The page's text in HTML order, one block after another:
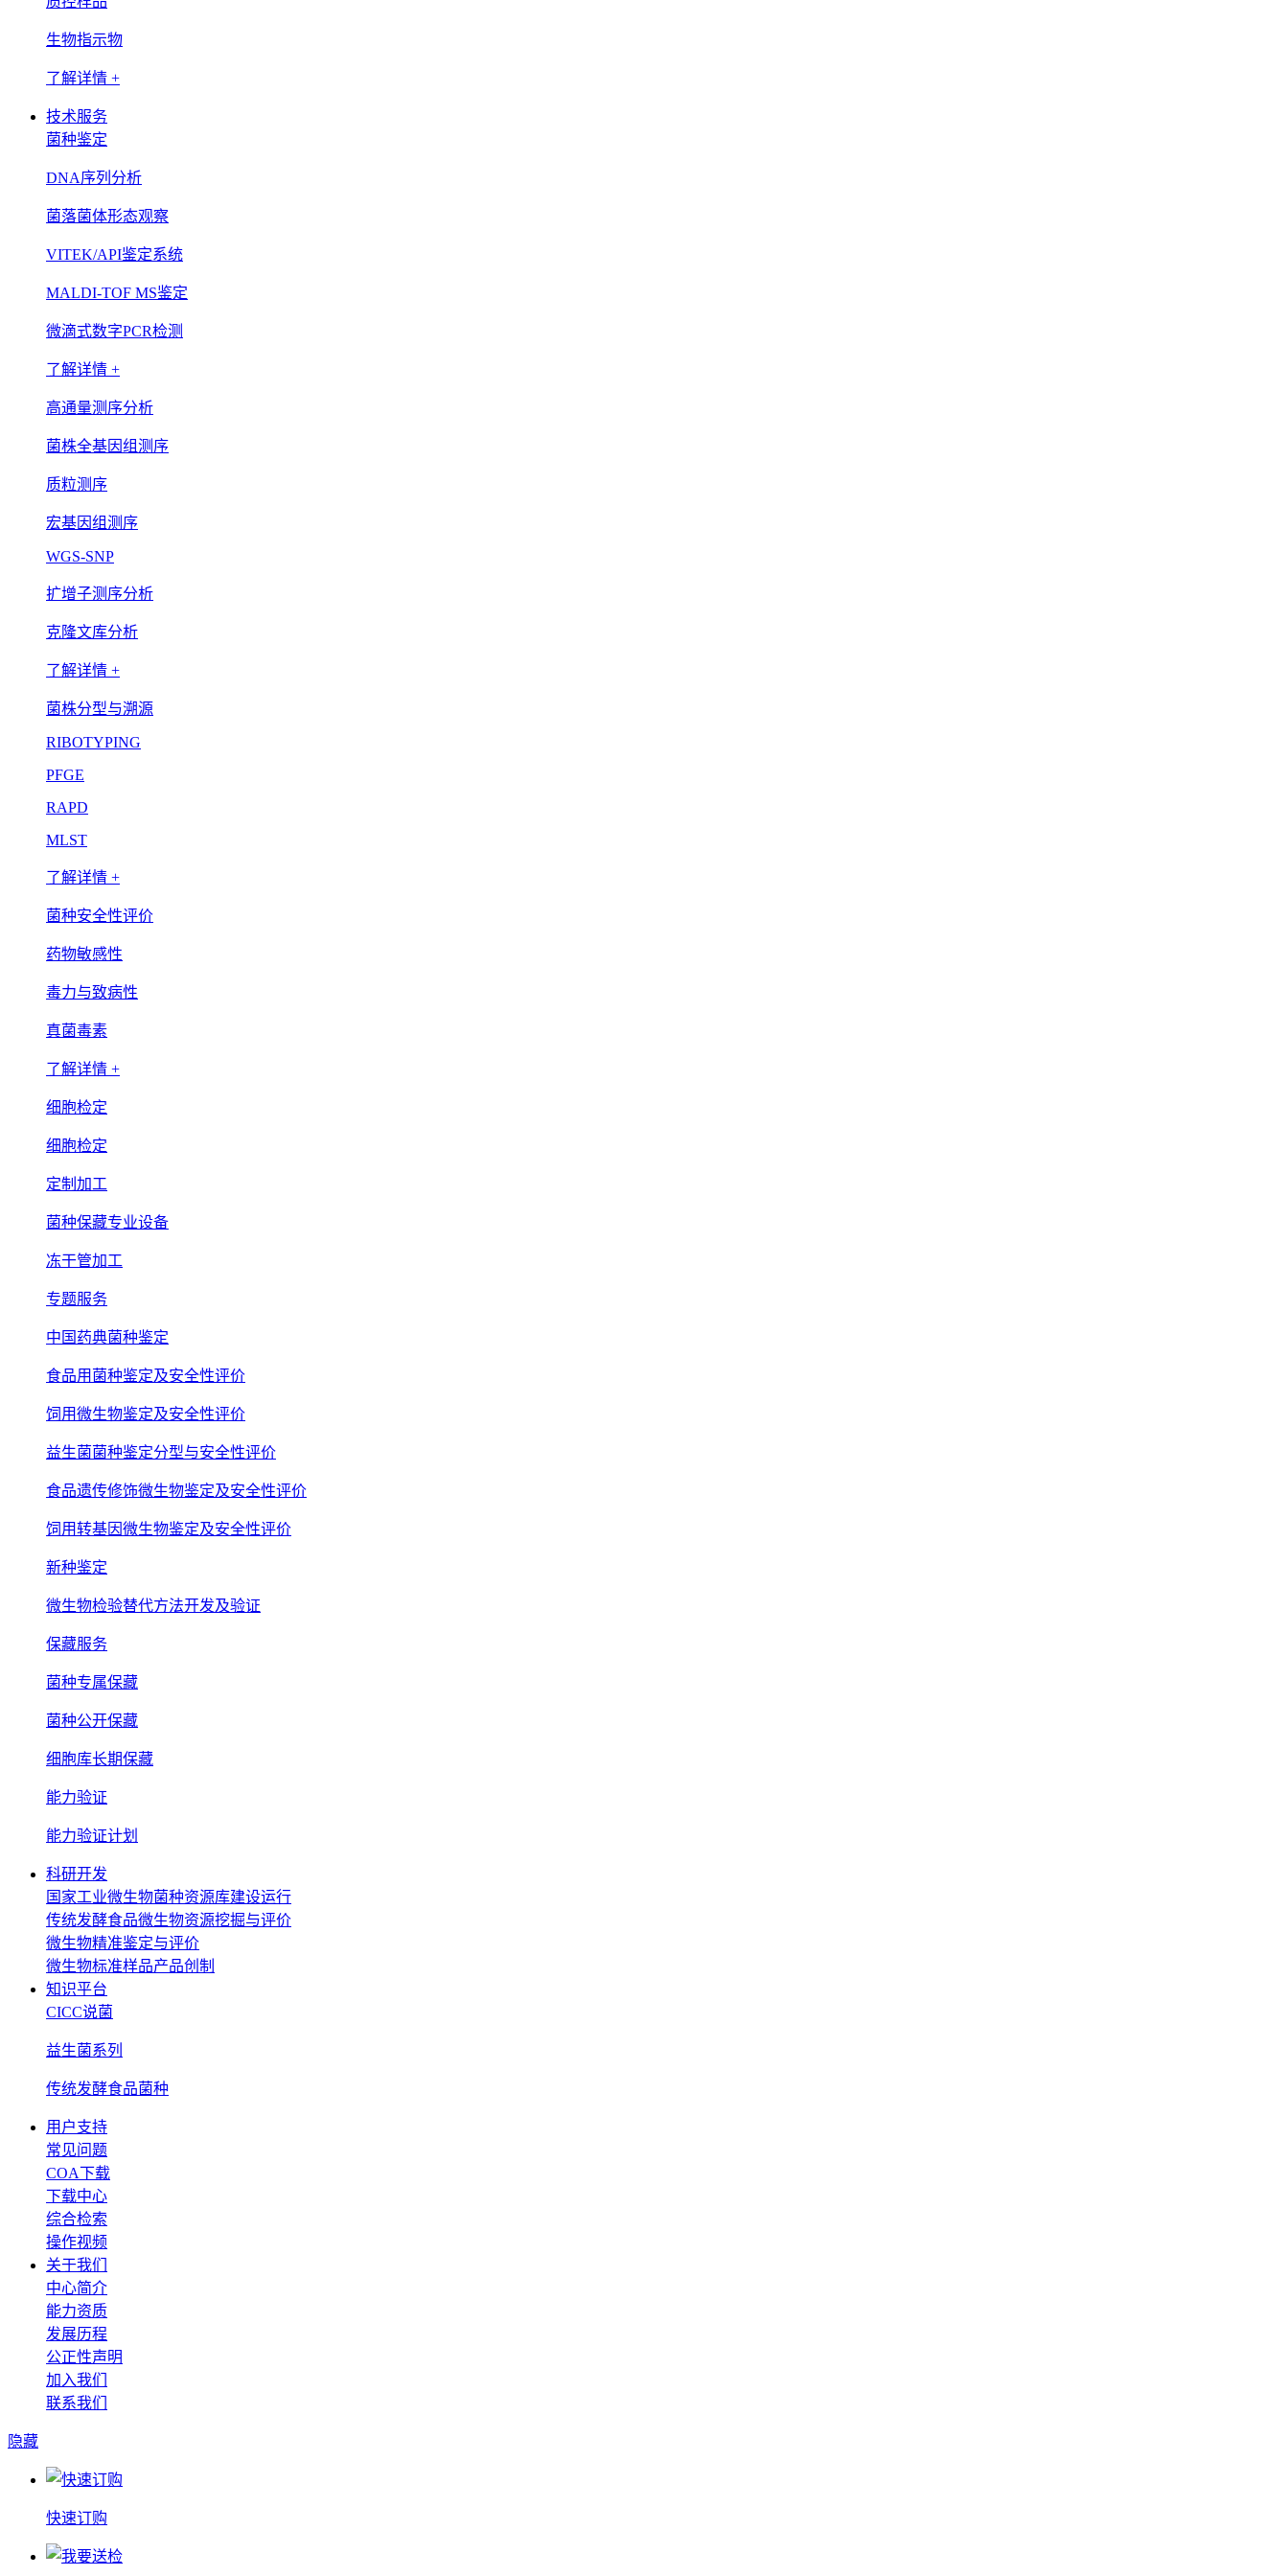
生物指示物
了解详情 +
技术服务
菌种鉴定
DNA序列分析
菌落菌体形态观察
VITEK/API鉴定系统
MALDI-TOF MS鉴定
微滴式数字PCR检测
了解详情 +
高通量测序分析
菌株全基因组测序
质粒测序
宏基因组测序
WGS-SNP
扩增子测序分析
克隆文库分析
了解详情 +
菌株分型与溯源
RIBOTYPING
PFGE
RAPD
MLST
了解详情 +
菌种安全性评价
药物敏感性
毒力与致病性
真菌毒素
了解详情 +
细胞检定
细胞检定
定制加工
菌种保藏专业设备
冻干管加工
专题服务
中国药典菌种鉴定
食品用菌种鉴定及安全性评价
饲用微生物鉴定及安全性评价
益生菌菌种鉴定分型与安全性评价
食品遗传修饰微生物鉴定及安全性评价
饲用转基因微生物鉴定及安全性评价
新种鉴定
微生物检验替代方法开发及验证
保藏服务
菌种专属保藏
菌种公开保藏
细胞库长期保藏
能力验证
能力验证计划
科研开发
国家工业微生物菌种资源库建设运行
传统发酵食品微生物资源挖掘与评价
微生物精准鉴定与评价
微生物标准样品产品创制
知识平台
CICC说菌
益生菌系列
传统发酵食品菌种
用户支持
常见问题
COA下载
下载中心
综合检索
操作视频
关于我们
中心简介
能力资质
发展历程
公正性声明
加入我们
联系我们
隐藏
快速订购